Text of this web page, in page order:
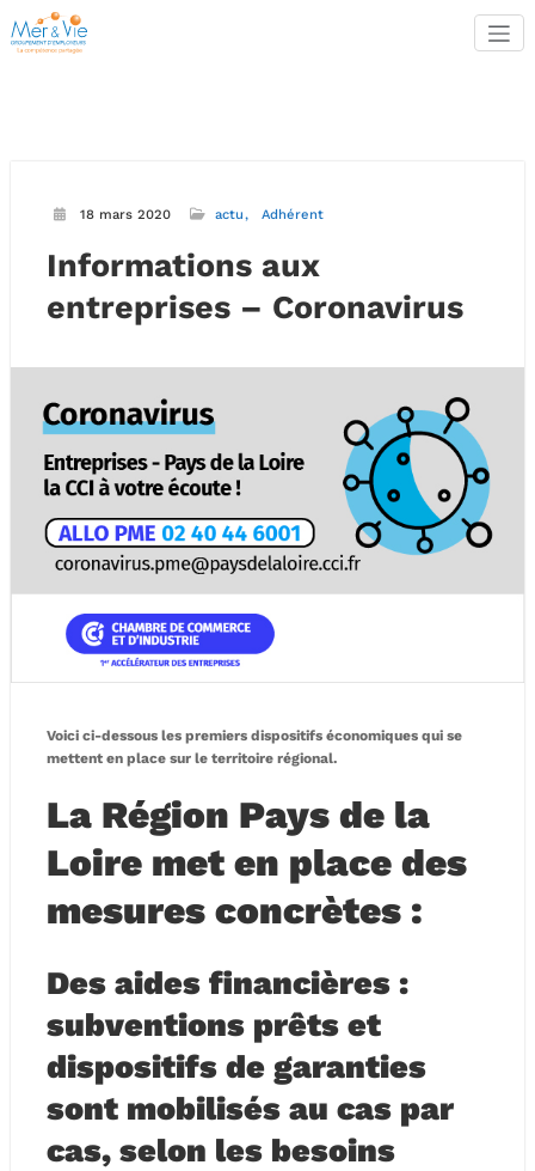
au
contenu
18 mars 2020 actu Adhérent
Informations aux
entreprises – Coronavirus
Voici ci-dessous les premiers dispositifs économiques qui se
mettent en place sur le territoire régional.
La Région Pays de la
Loire met en place des
mesures concrètes :
Des aides financières :
subventions prêts et
dispositifs de garanties
sont mobilisés au cas par
cas, selon les besoins